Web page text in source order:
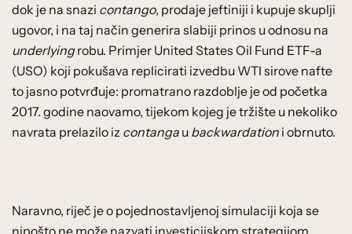
dok je na snazi contango, prodaje jeftiniji i kupuje skuplji
ugovor, i na taj način generira slabiji prinos u odnosu na
underlyingrobu. Primjer United States Oil Fund ETF-a
(USO) koji pokušava replicirati izvedbu WTI sirove nafte
to jasno potvrđuje: promatrano razdoblje je od početka
2017. godine naovamo, tijekom kojeg je tržište u nekoliko
navrata prelazilo iz contanga u backwardation i obrnuto.
Naravno, riječ je o pojednostavljenoj simulaciji koja se
nipošto ne može nazvati investicijskom strategijom